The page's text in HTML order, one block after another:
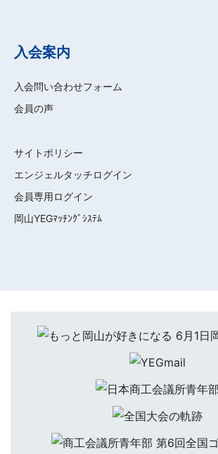
入会案内
入会問い合わせフォーム
会員の声
サイトポリシー
エンジェルタッチログイン
会員専用ログイン
岡山YEGﾏｯﾁﾝｸﾞｼｽﾃﾑ